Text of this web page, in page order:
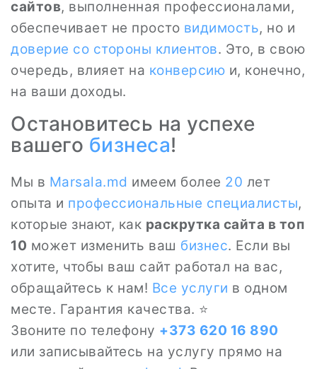
сайтов, выполненная профессионалами,
обеспечивает не просто видимость, но и
доверие со стороны клиентов. Это, в свою
очередь, влияет на конверсию и, конечно,
на ваши доходы.
Остановитесь на успехе
вашего бизнеса!
Мы в Marsala.md имеем более 20 лет
опыта и профессиональные специалисты,
которые знают, как раскрутка сайта в топ
10 может изменить ваш бизнес. Если вы
хотите, чтобы ваш сайт работал на вас,
обращайтесь к нам! Все услуги в одном
месте. Гарантия качества. ⭐
Звоните по телефону +373 620 16 890
или записывайтесь на услугу прямо на